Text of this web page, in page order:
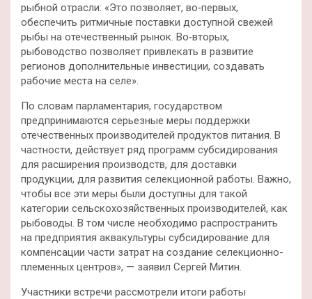
рыбной отрасли: «Это позволяет, во‑первых,
обеспечить ритмичные поставки доступной свежей
рыбы на отечественный рынок. Во‑вторых,
рыбоводство позволяет привлекать в развитие
регионов дополнительные инвестиции, создавать
рабочие места на селе».
По словам парламентария, государством
предпринимаются серьезные меры поддержки
отечественных производителей продуктов питания. В
частности, действует ряд программ субсидирования
для расширения производств, для доставки
продукции, для развития селекционной работы. Важно,
чтобы все эти меры были доступны для такой
категории сельскохозяйственных производителей, как
рыбоводы. В том числе необходимо распространить
на предприятия аквакультуры субсидирование для
компенсации части затрат на создание селекционно-
племенных центров», — заявил Сергей Митин.
Участники встречи рассмотрели итоги работы